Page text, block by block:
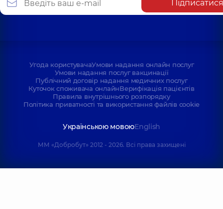
Підписатися
Угода користувачаУмови надання онлайн послуг
Умови надання послуг вакцинації
Публічний договір надання медичних послуг
Куточок споживача онлайнВерифікація пацієнтів
Правила внутрішнього розпорядку
Політика приватності та використання файлів cookie
Українською мовоюEnglish
ММ «Добробут» 2012 - 2026. Всі права захищені